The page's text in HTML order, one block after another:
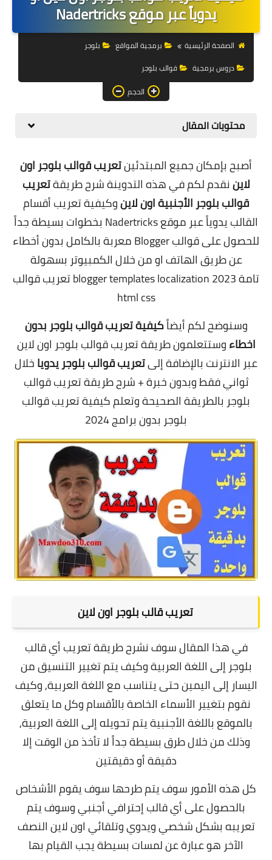
التجارة الالكترونية
التسويق
وظائف
المواقع
زيادة متابعين
العملات المشفرة
الاستثمار
يدوياً عبر موقع Nadertricks
الصفحة الرئيسية برمجية المواقع
بلوجر
دروس برمجية
قوالب بلوجر
الحجم
محتويات المقال
أصبح بإمكان جميع المبتدئينتعريب قوالب بلوجر اون
لايننقدم لكم في هذه التدوينة شرح طريقةتعريب
قوالب بلوجر الأجنبية اون لاينوكيفية تعريب أقسام
القالب يدوياً عبر موقع Nadertricks ب
خطوات بسيطة جداً
للحصول على قوالب Blogger معربة بالكامل بدون أخطاء
عن طريق الهاتف او من خلال الكمبيوتر بسهولة
تامة
blogger templates localization2023
تعريب قوالب
html css
وسنوضح لكم أيضاًكيفية تعريب قوالب بلوجر بدون
اخطاءوستتعلمون طريقة تعريب قوالب بلوجر اون لاين
عبر الانترنت بالإضافة إلىتعريب قوالب بلوجر يدوياخلال
ثواني فقط وبدون خبرة + شرح طريقة تعريب قوالب
بلوجر بالطريقة الصحيحة وتعلم كيفية تعريب قوالب
بلوجر بدون برامج 2024
تعريب قالب بلوجر اون لاين
في هذا المقال سوف نشرح طريقة تعريب أي قالب
بلوجر إلى اللغة العربيةوكيف يتم تغيير التنسيق من
اليسار إلى اليمين حتى يتناسب مع اللغة العربية,وكيف
نقوم بتغيير الأسماء الخاصة بالأقسام وكل ما يتعلق
بالموقع باللغة الأجنبية يتم تحويله إلى اللغة العربية,
وذلك من خلال طرق بسيطة جداً لا تأخذ من الوقت إلا
دقيقة أو دقيقتين
كل هذه الأمور سوف يتم طرحها سوف يقوم الأشخاص
بالحصول على أي قالب إحترافي أجنبي وسوف يتم
تعريبه بشكل شخصي ويدوي وتلقائي اون لاين النصف
الآخر هو عبارة عن لمسات بسيطة يجب القيام بها